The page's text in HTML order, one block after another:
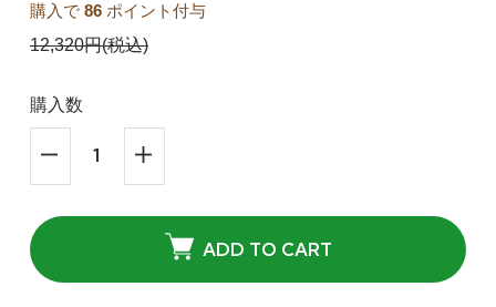
購入で 86ポイント付与
12,320円(税込)
購入数
ADD TO CART